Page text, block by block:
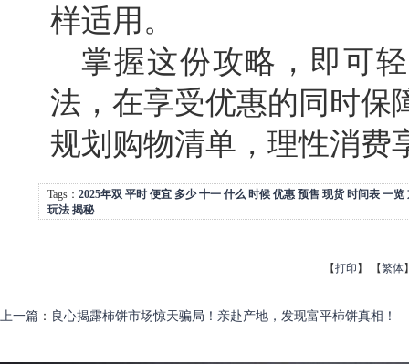
样适用。
掌握这份攻略，即可
法，在享受优惠的同时保
规划购物清单，理性消费
Tags： 2025年双 平时 便宜 多少 十一 什么 时候 优惠 预售 现货 时间表 一览
玩法 揭秘
【打印】 【繁体
上一篇 ： 良心揭露柿饼市场惊天骗局！亲赴产地，发现富平柿饼真相！